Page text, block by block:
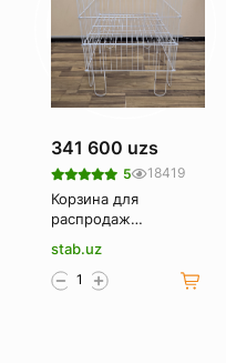
341 600 uzs
5 18419
Корзина для
распродаж
накопитель)
stab.uz